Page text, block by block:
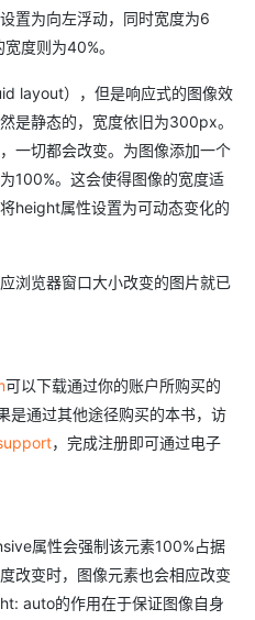
置为向左浮动，同时宽度为6
度则为40%。
layout），但是响应式的图像效
是静态的，宽度依旧为300px。
一切都会改变。为图像添加一个
100%。这会使得图像的宽度适
height属性设置为可动态变化的
浏览器窗口大小改变的图片就已
可以下载通过你的账户所购买的
是通过其他途径购买的本书，访
，完成注册即可通过电子
属性会强制该元素100%占据
改变时，图像元素也会相应改变
auto的作用在于保证图像自身